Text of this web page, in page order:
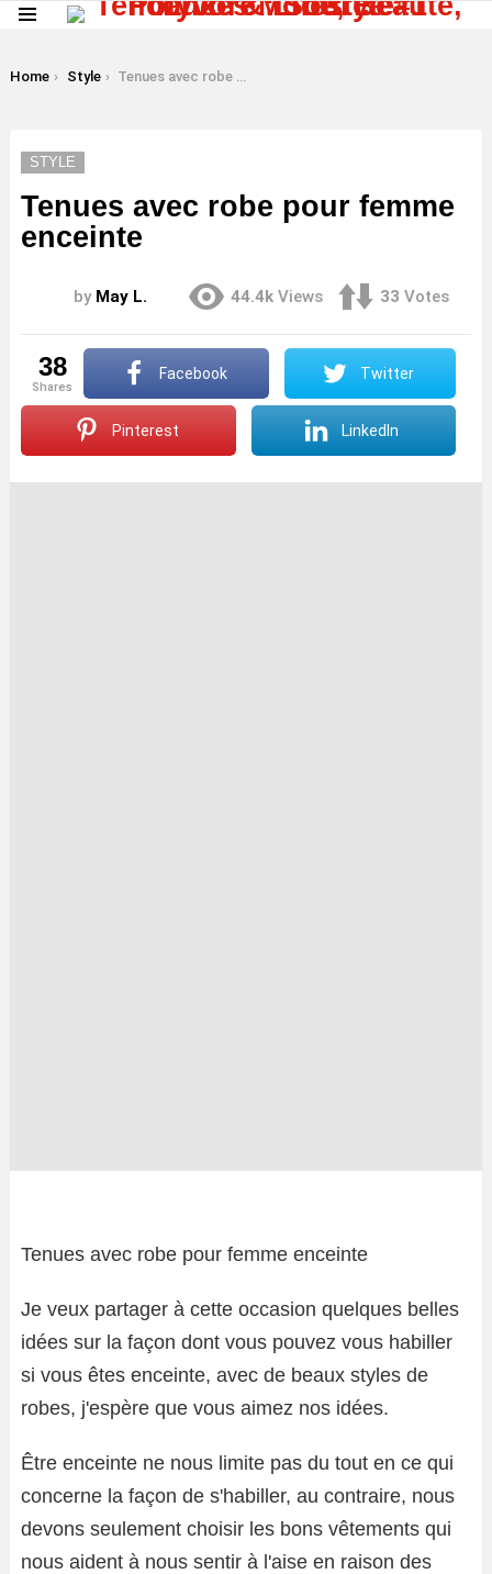
You are here:
Home Style Tenues avec robe pour femme enceinte
STYLE
Tenues avec robe pour femme
enceinte
by May L. 44.4k Views 33 Votes
38
shares
Facebook Twitter
Pinterest LinkedIn
Tenues avec robe pour femme enceinte
Je veux partager à cette occasion quelques belles
idées sur la façon dont vous pouvez vous habiller
si vous êtes enceinte, avec de beaux styles de
robes, j'espère que vous aimez nos idées.
Être enceinte ne nous limite pas du tout en ce qui
concerne la façon de s'habiller, au contraire, nous
devons seulement choisir les bons vêtements qui
nous aident à nous sentir à l'aise en raison des